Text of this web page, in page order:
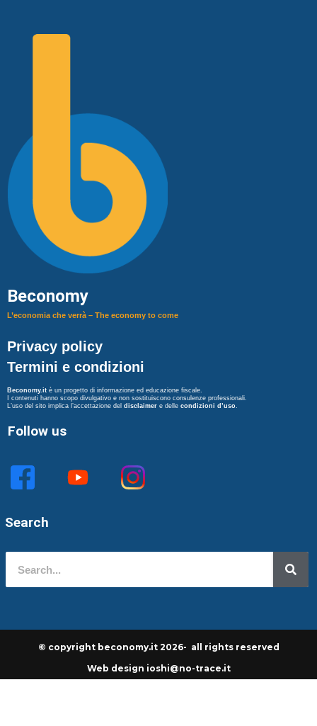
Beconomy
L’economia che verrà – The economy to come
Privacy policy
Termini e condizioni
Beconomy.it è un progetto di informazione ed educazione fiscale.
I contenuti hanno scopo divulgativo e non sostituiscono consulenze professionali.
L’uso del sito implica l’accettazione del disclaimer e delle condizioni d’uso.
Follow us
Search
© copyright beconomy.it 2026- all rights reserved
Web design ioshi@no-trace.it